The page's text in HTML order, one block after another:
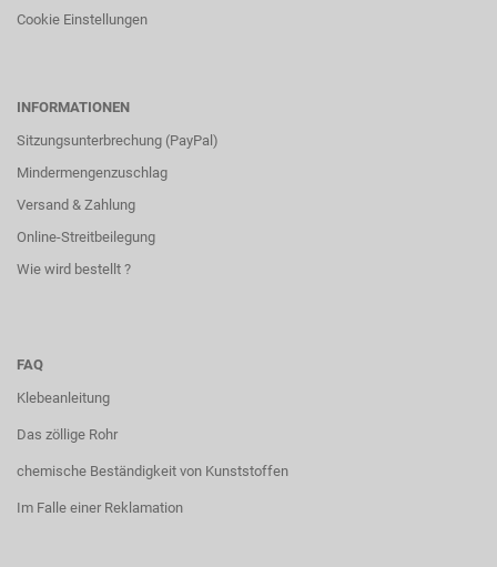
Cookie Einstellungen
INFORMATIONEN
Sitzungsunterbrechung (PayPal)
Mindermengenzuschlag
Versand & Zahlung
Online-Streitbeilegung
Wie wird bestellt ?
FAQ
Klebeanleitung
Das zöllige Rohr
chemische Beständigkeit von Kunststoffen
Im Falle einer Reklamation